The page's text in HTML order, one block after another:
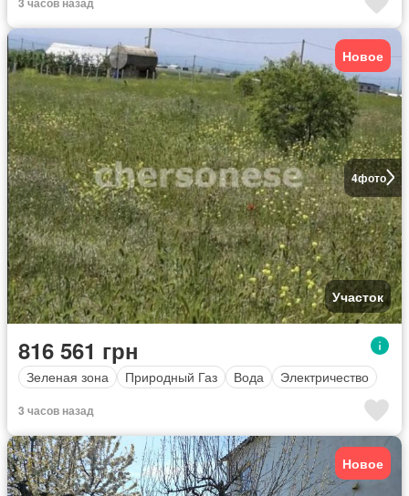
4фото
Новое
Участок
816 561 грн
Зеленая зона Природный Газ Вода Электричество
3 часов назад
Новое